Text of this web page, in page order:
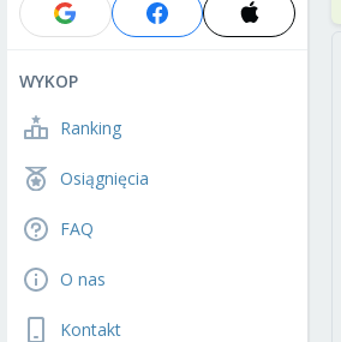
WYKOP
Ranking
Osiągnięcia
FAQ
O nas
Kontakt